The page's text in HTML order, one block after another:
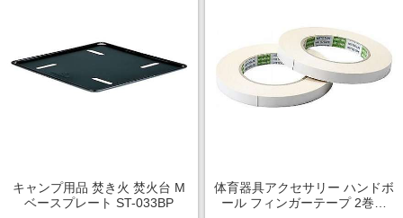
キャンプ用品 焚き火 焚火台 M
ベースプレート ST-033BP
体育器具アクセサリー ハンドボ
ール フィンガーテープ 2巻入